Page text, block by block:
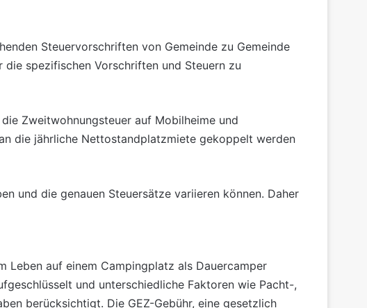
Steuervorschriften von Gemeinde zu Gemeinde
spezifischen Vorschriften und Steuern zu
Zweitwohnungsteuer auf Mobilheime und
die jährliche Nettostandplatzmiete gekoppelt werden
und die genauen Steuersätze variieren können. Daher
Leben auf einem Campingplatz als Dauercamper
und unterschiedliche Faktoren wie Pacht-,
berücksichtigt. Die GEZ-Gebühr, eine gesetzlich